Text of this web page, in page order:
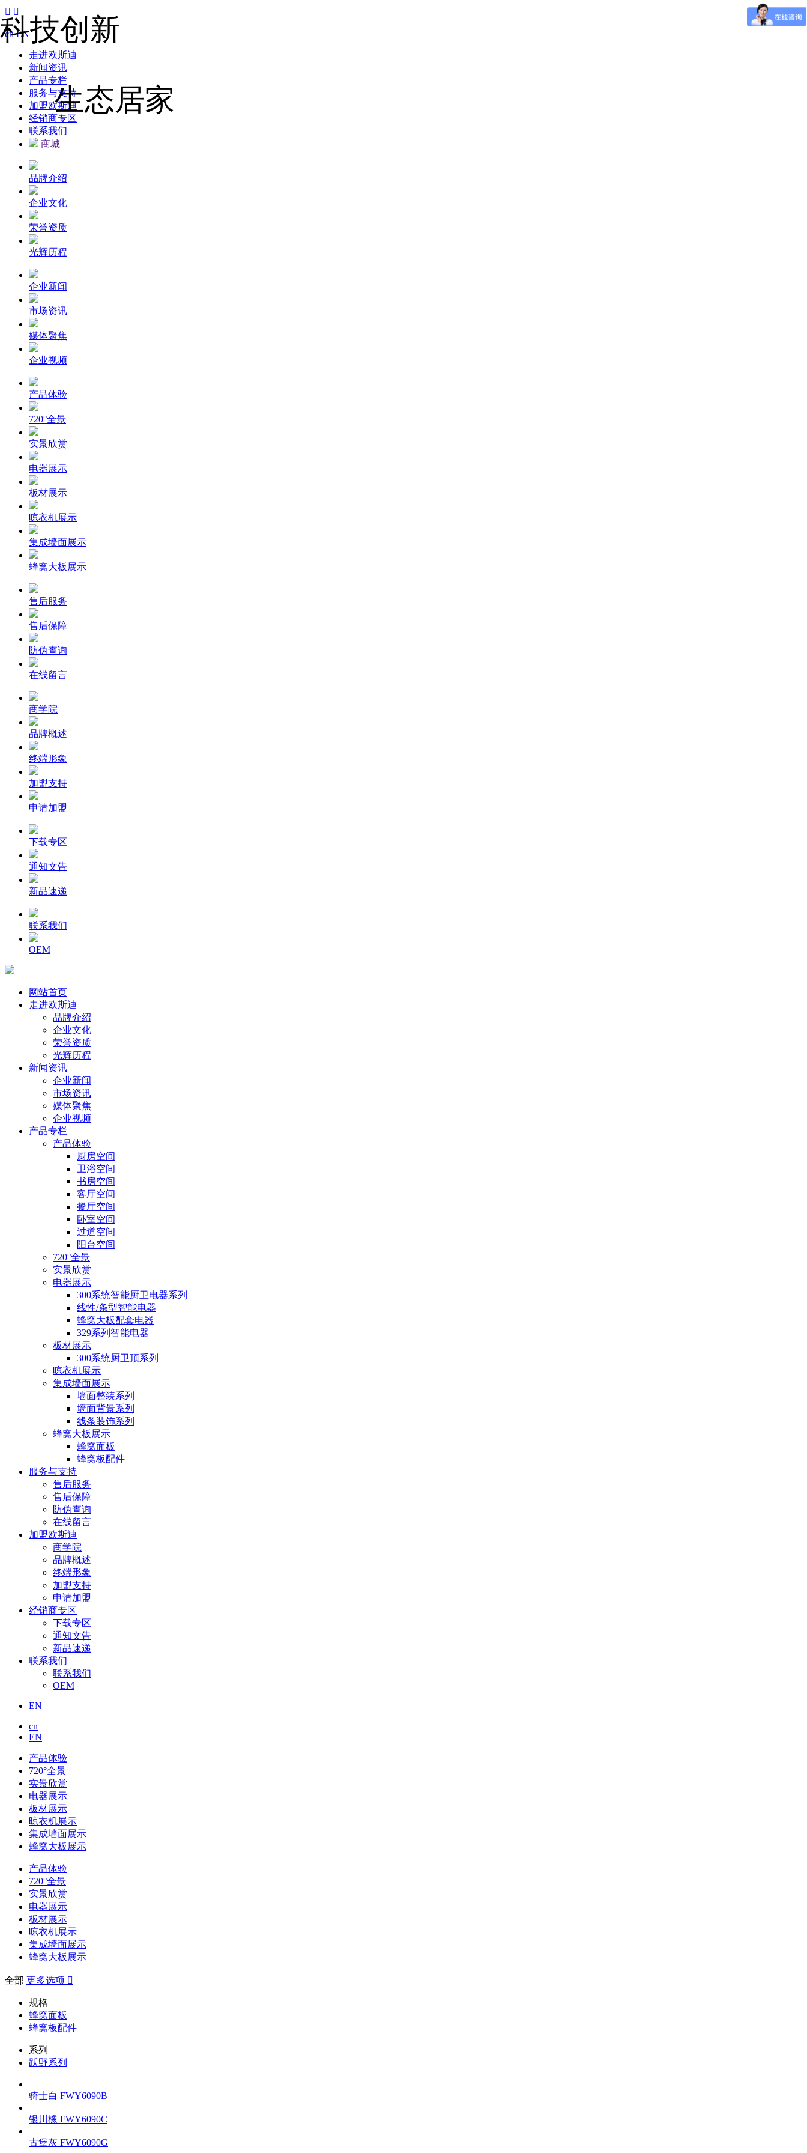
 
cn EN
走进欧斯迪
新闻资讯
产品专栏
服务与支持
加盟欧斯迪
经销商专区
联系我们
商城
品牌介绍
企业文化
荣誉资质
光辉历程
企业新闻
市场资讯
媒体聚焦
企业视频
产品体验
720°全景
实景欣赏
电器展示
板材展示
晾衣机展示
集成墙面展示
蜂窝大板展示
售后服务
售后保障
防伪查询
在线留言
商学院
品牌概述
终端形象
加盟支持
申请加盟
下载专区
通知文告
新品速递
联系我们
OEM
科技创新
生态居家
网站首页
走进欧斯迪
品牌介绍
企业文化
荣誉资质
光辉历程
新闻资讯
企业新闻
市场资讯
媒体聚焦
企业视频
产品专栏
产品体验
厨房空间
卫浴空间
书房空间
客厅空间
餐厅空间
卧室空间
过道空间
阳台空间
720°全景
实景欣赏
电器展示
300系统智能厨卫电器系列
线性/条型智能电器
蜂窝大板配套电器
329系列智能电器
板材展示
300系统厨卫顶系列
晾衣机展示
集成墙面展示
墙面整装系列
墙面背景系列
线条装饰系列
蜂窝大板展示
蜂窝面板
蜂窝板配件
服务与支持
售后服务
售后保障
防伪查询
在线留言
加盟欧斯迪
商学院
品牌概述
终端形象
加盟支持
申请加盟
经销商专区
下载专区
通知文告
新品速递
联系我们
联系我们
OEM
EN
cn
EN
产品体验
720°全景
实景欣赏
电器展示
板材展示
晾衣机展示
集成墙面展示
蜂窝大板展示
产品体验
720°全景
实景欣赏
电器展示
板材展示
晾衣机展示
集成墙面展示
蜂窝大板展示
全部 更多选项 
规格
蜂窝面板
蜂窝板配件
系列
跃野系列
骑士白 FWY6090B
银川橡 FWY6090C
古堡灰 FWY6090G